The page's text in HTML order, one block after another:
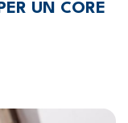
UN CORE